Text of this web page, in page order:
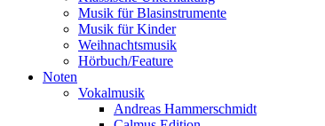
Musik für Blasinstrumente
Musik für Kinder
Weihnachtsmusik
Hörbuch/Feature
Noten
Vokalmusik
Andreas Hammerschmidt